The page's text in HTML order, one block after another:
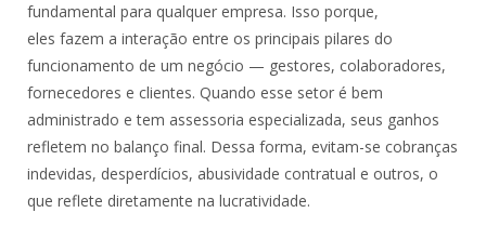
fundamental para qualquer empresa. Isso porque,
eles fazem a interação entre os principais pilares do
funcionamento de um negócio — gestores, colaboradores,
fornecedores e clientes. Quando esse setor é bem
administrado e tem assessoria especializada, seus ganhos
refletem no balanço final. Dessa forma, evitam-se cobranças
indevidas, desperdícios, abusividade contratual e outros, o
que reflete diretamente na lucratividade.